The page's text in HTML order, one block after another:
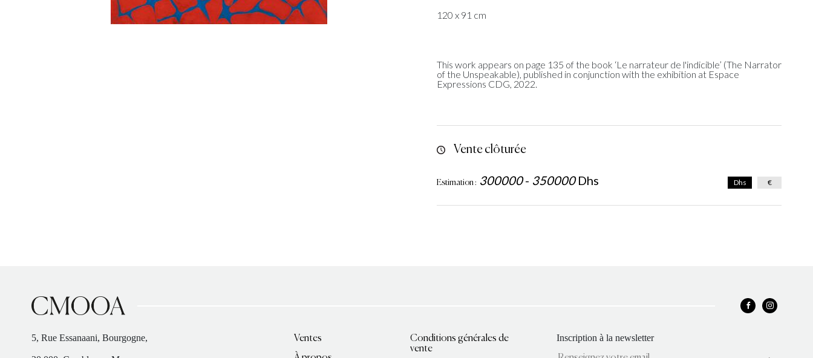
120 x 91 cm
This work appears on page 135 of the book ‘Le narrateur de l'indicible’ (The Narrator
of the Unspeakable), published in conjunction with the exhibition at Espace
Expressions CDG, 2022.
Vente clôturée
Estimation : 300000- 350000 Dhs Dhs €
5, Rue Essanaani, Bourgogne,
Ventes
Conditions générales de
vente
Inscription à la newsletter